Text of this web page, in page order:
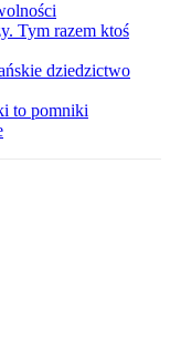
Tym razem ktoś
dziedzictwo
to pomniki